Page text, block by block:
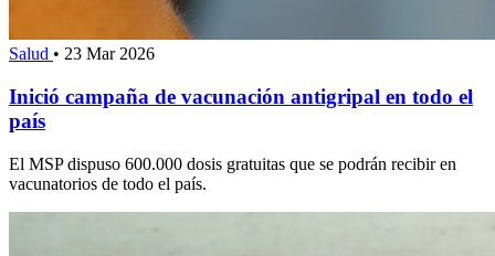
Salud • 23 Mar 2026
Inició campaña de vacunación antigripal en todo el
país
El MSP dispuso 600.000 dosis gratuitas que se podrán recibir en
vacunatorios de todo el país.